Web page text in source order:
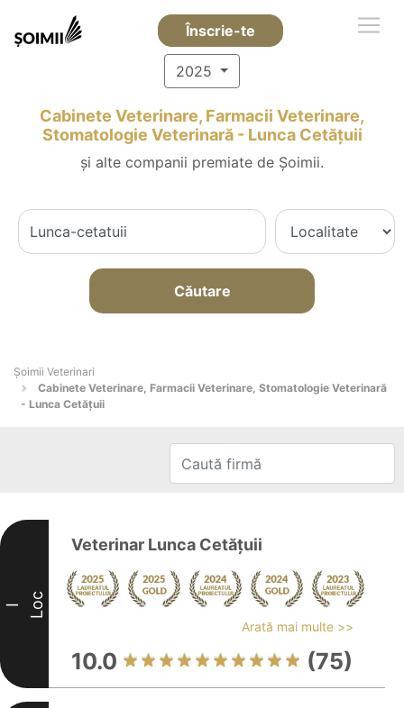
Înscrie-te
2025
Cabinete Veterinare, Farmacii Veterinare,
Stomatologie Veterinară - Lunca Cetăţuii
și alte companii premiate de Șoimii.
Căutare
Șoimii Veterinari
Cabinete Veterinare, Farmacii Veterinare, Stomatologie Veterinară
- Lunca Cetăţuii
I Loc
Veterinar Lunca Cetățuii
Arată mai multe >>
10.0 (75)